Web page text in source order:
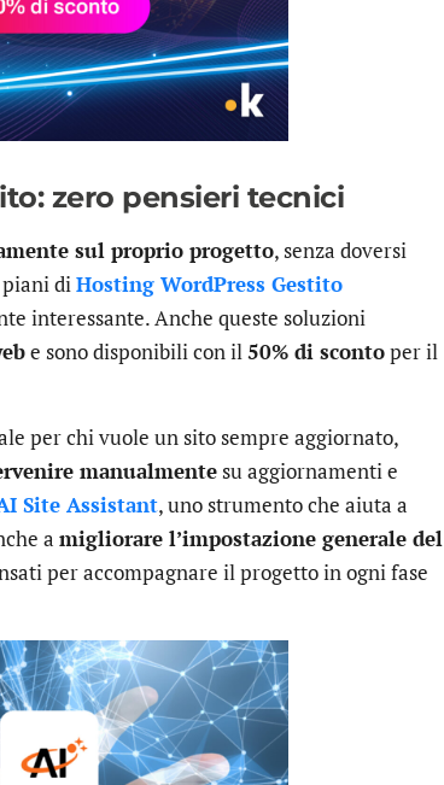
zero pensieri tecnici
sul proprio progetto, senza doversi
diHosting WordPress Gestito
interessante. Anche queste soluzioni
e sono disponibili con il50% di scontoper il
per chi vuole un sito sempre aggiornato,
manualmentesu aggiornamenti e
Site Assistant, uno strumento che aiuta a
a migliorare l’impostazione generale del
per accompagnare il progetto in ogni fase